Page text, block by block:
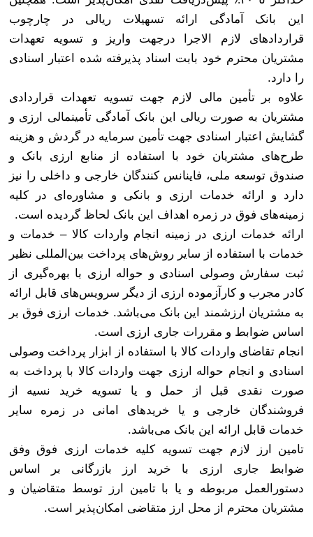
این بانک آمادگی ارائه تسهیلات ریالی در چارچوب
قراردادهای لازم الاجرا درجهت واریز و تسویه تعهدات
مشتریان محترم خود بابت اسناد پذیرفته شده اعتبار اسنادی
را دارد.
علاوه بر تأمین مالی لازم جهت تسویه تعهدات قراردادی
مشتریان به صورت ریالی این بانک آمادگی تأمینمالی ارزی و
گشایش اعتبار اسنادی جهت تأمین سرمایه در گردش و هزینه
طرح‌های مشتریان خود با استفاده از منابع ارزی بانک و
صندوق توسعه ملی، فاینانس کنندگان خارجی و داخلی را نیز
دارد و ارائه خدمات ارزی و بانکی و مشاوره‌ای در کلیه
زمینه‌های فوق در زمره اهداف این بانک لحاظ گردیده است.
ارائه خدمات ارزی در زمینه انجام واردات کالا – خدمات و
خدمات با استفاده از سایر روش‌های پرداخت بین‌المللی نظیر
ثبت سفارش وصولی اسنادی و حواله ارزی با بهره‌گیری از
کادر مجرب و کارآزموده ارزی از دیگر سرویس‌های قابل ارائه
به مشتریان ارزشمند این بانک می‌باشد. خدمات ارزی فوق بر
اساس ضوابط و مقررات جاری ارزی است.
انجام تقاضای واردات کالا با استفاده از ابزار پرداخت وصولی
اسنادی و انجام حواله ارزی جهت واردات کالا با پرداخت به
صورت نقدی قبل از حمل و یا تسویه خرید نسیه از
فروشندگان خارجی و یا خریدهای امانی در زمره سایر
خدمات قابل ارائه این بانک می‌باشد.
تامین ارز لازم جهت تسویه کلیه خدمات ارزی فوق وفق
ضوابط جاری ارزی با خرید ارز بازرگانی بر اساس
دستو‌رالعمل مربوطه و یا با تامین ارز توسط متقاضیان و
مشتریان محترم از محل ارز متقاضی امکان‌پذیر است.